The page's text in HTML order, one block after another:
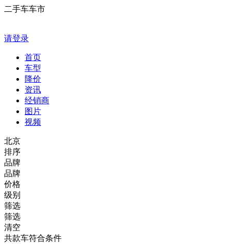
二手车车市
请登录
首页
车型
降价
资讯
经销商
图片
视频
北京
排序
品牌
品牌
价格
级别
筛选
筛选
清空
共款车符合条件